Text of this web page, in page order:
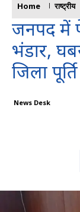
Home राष्ट्रीय
जनपद में
भंडार,
जिला
News Desk